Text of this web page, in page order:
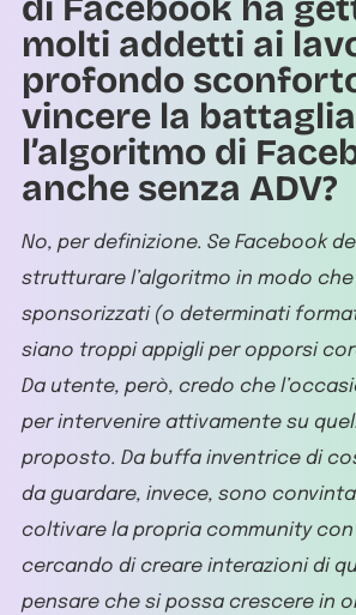
molti addetti ai
profondo
vincere la
l’algoritmo di
anche senza ADV?
No, per definizione. Se Facebook
strutturare l’algoritmo in modo
sponsorizzati (o determinati
siano troppi appigli per opporsi
Da utente, però, credo che
per intervenire attivamente su
proposto. Da buffa inventrice di
da guardare, invece, sono
coltivare la propria community
cercando di creare interazioni di
pensare che si possa crescere in